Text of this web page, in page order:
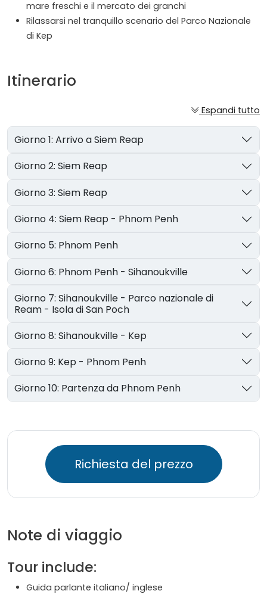
mare freschi e il mercato dei granchi
Rilassarsi nel tranquillo scenario del Parco Nazionale
di Kep
Itinerario
Espandi tutto
Giorno 1: Arrivo a Siem Reap
Giorno 2: Siem Reap
Giorno 3: Siem Reap
Giorno 4: Siem Reap - Phnom Penh
Giorno 5: Phnom Penh
Giorno 6: Phnom Penh - Sihanoukville
Giorno 7: Sihanoukville - Parco nazionale di
Ream - Isola di San Poch
Giorno 8: Sihanoukville - Kep
Giorno 9: Kep - Phnom Penh
Giorno 10: Partenza da Phnom Penh
Richiesta del prezzo
Note di viaggio
Tour include:
Guida parlante italiano/ inglese